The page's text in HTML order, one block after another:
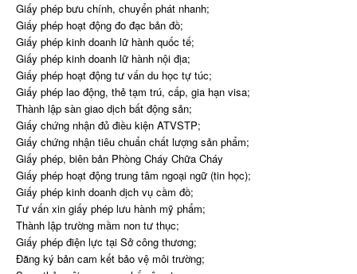
Giấy phép bưu chính, chuyển phát nhanh;
Giấy phép hoạt động đo đạc bản đồ;
Giấy phép kinh doanh lữ hành quốc tế;
Giấy phép kinh doanh lữ hành nội địa;
Giấy phép hoạt động tư vấn du học tự túc;
Giấy phép lao động, thẻ tạm trú, cấp, gia hạn visa;
Thành lập sàn giao dịch bất động sản;
Giấy chứng nhận đủ điều kiện ATVSTP;
Giấy chứng nhận tiêu chuẩn chất lượng sản phẩm;
Giấy phép, biên bản Phòng Cháy Chữa Cháy
Giấy phép hoạt động trung tâm ngoại ngữ (tin học);
Giấy phép kinh doanh dịch vụ cầm đồ;
Tư vấn xin giấy phép lưu hành mỹ phẩm;
Thành lập trường mầm non tư thục;
Giấy phép điện lực tại Sở công thương;
Đăng ký bản cam kết bảo vệ môi trường;